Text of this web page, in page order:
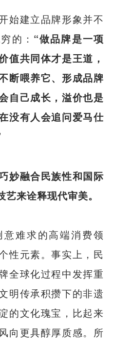
始建立品牌形象并不
的： “做品牌是一项
值共同体才是王道，
断喂养它、形成品牌
自己成长，溢价也是
没有人会追问爱马仕
妙融合民族性和国际
来诠释现代审美。
难求的高端消费领
性元素。事实上，民
全球化过程中发挥重
明传承积攒下的非遗
的文化瑰宝，比起来
向更具醇厚质感。所